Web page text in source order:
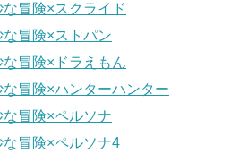
冒険×スクライド
冒険×ストパン
冒険×ドラえもん
冒険×ハンターハンター
冒険×ペルソナ
冒険×ペルソナ4